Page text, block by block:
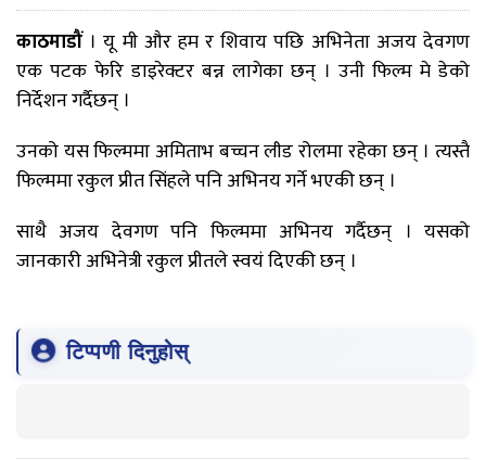
काठमाडौं । यू मी और हम र शिवाय पछि अभिनेता अजय देवगण
एक पटक फेरि डाइरेक्टर बन्न लागेका छन् । उनी फिल्म मे डेको
निर्देशन गर्दैछन् ।
उनको यस फिल्ममा अमिताभ बच्चन लीड रोलमा रहेका छन् । त्यस्तै
फिल्ममा रकुल प्रीत सिंहले पनि अभिनय गर्ने भएकी छन् ।
साथै अजय देवगण पनि फिल्ममा अभिनय गर्दैछन् । यसको
जानकारी अभिनेत्री रकुल प्रीतले स्वयं दिएकी छन् ।
टिप्पणी दिनुहोस्